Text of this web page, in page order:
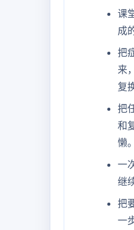
课
成
把
来
复
把
和
懒。
一
继
把
一